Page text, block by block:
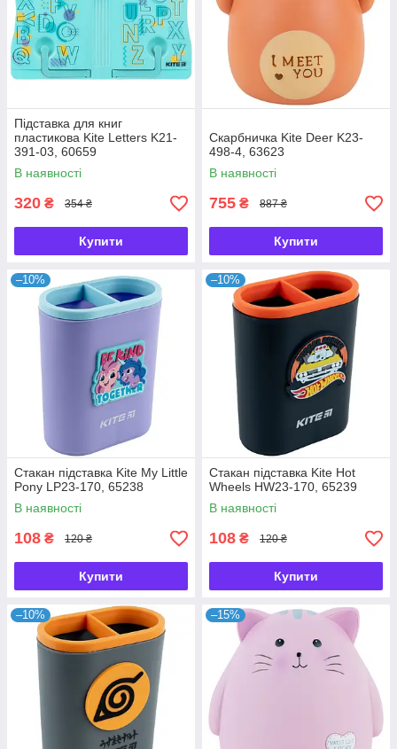
Підставка для книг
пластикова Kite Letters K21-
391-03, 60659
В наявності
320 ₴ 354 ₴
Купити
Скарбничка Kite Deer K23-
498-4, 63623
В наявності
755 ₴ 887 ₴
Купити
–10%
Стакан підставка Kite My Little
Pony LP23-170, 65238
В наявності
108 ₴ 120 ₴
Купити
–10%
Стакан підставка Kite Hot
Wheels HW23-170, 65239
В наявності
108 ₴ 120 ₴
Купити
–10% –15%